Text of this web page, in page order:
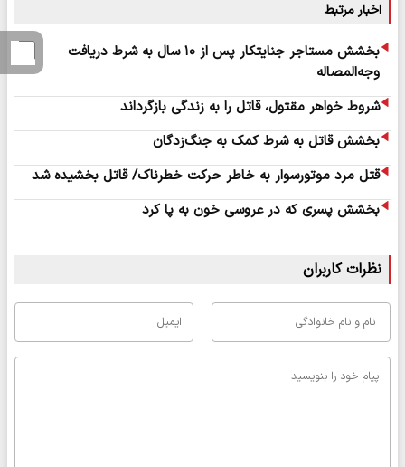
اخبار مرتبط
بخشش مستاجر جنایتکار پس از ۱۰ سال به شرط دریافت
وجه‌المصاله
شروط خواهر مقتول، قاتل را به زندگی بازگرداند
بخشش قاتل به شرط کمک به جنگ‌زدگان
قتل مرد موتورسوار به خاطر حرکت خطرناک/ قاتل بخشیده شد
بخشش پسری که در عروسی خون به پا کرد
نظرات کاربران